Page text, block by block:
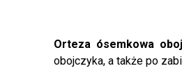
Orteza ósemkowa
obojczyka, a także po